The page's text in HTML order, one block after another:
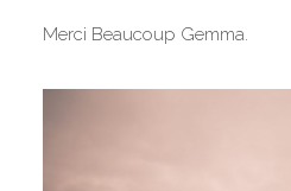
Merci Beaucoup Gemma.